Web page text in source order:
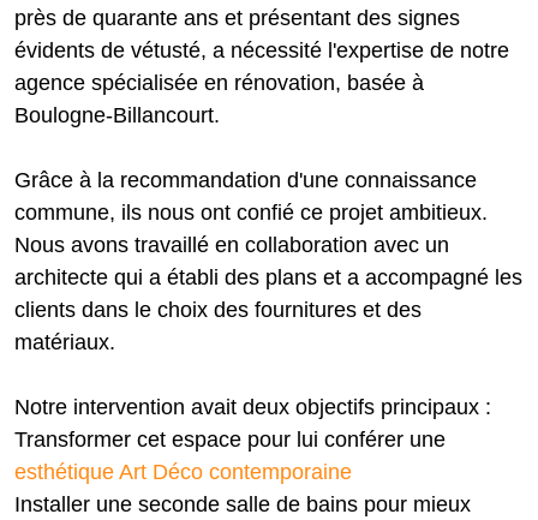
près de quarante ans et présentant des signes
évidents de vétusté, a nécessité l'expertise de notre
agence spécialisée en rénovation, basée à
Boulogne-Billancourt.
Grâce à la recommandation d'une connaissance
commune, ils nous ont confié ce projet ambitieux.
Nous avons travaillé en collaboration avec un
architecte qui a établi des plans et a accompagné les
clients dans le choix des fournitures et des
matériaux.
Notre intervention avait deux objectifs principaux :
Transformer cet espace pour lui conférer une
esthétique Art Déco contemporaine
Installer une seconde salle de bains pour mieux